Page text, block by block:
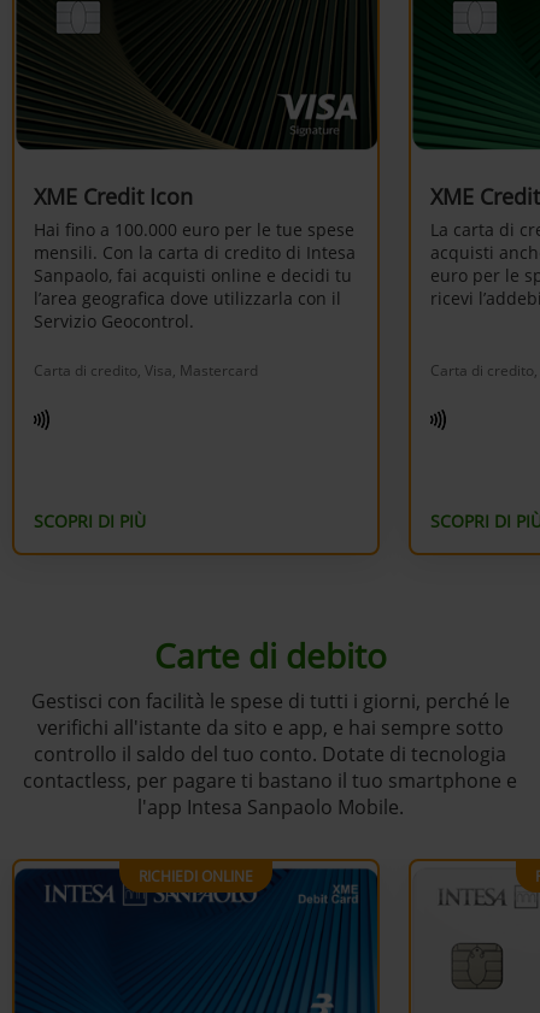
XME Credit Icon
Hai fino a 100.000 euro per le tue spese
mensili. Con la carta di credito di Intesa
Sanpaolo, fai acquisti online e decidi tu
l’area geografica dove utilizzarla con il
Servizio Geocontrol.
Carta di credito, Visa, Mastercard
SCOPRI DI PIÙ
XME
La carta di
acquisti
euro per le
ricevi
Carta di
SCOPRI DI
Carte di debito
Gestisci con facilità le spese di tutti i giorni, perché le
verifichi all'istante da sito e app, e hai sempre sotto
controllo il saldo del tuo conto. Dotate di tecnologia
contactless, per pagare ti bastano il tuo smartphone e
l'app Intesa Sanpaolo Mobile.
RICHIEDI ONLINE